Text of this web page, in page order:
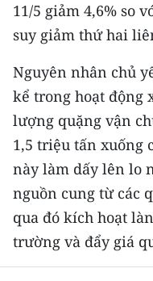
11/5 giảm 4,6% so
suy giảm thứ hai
Nguyên nhân chủ
kể trong hoạt động
lượng quặng vận
1,5 triệu tấn xuống
này làm dấy lên lo
nguồn cung từ các
qua đó kích hoạt
trường và đẩy giá